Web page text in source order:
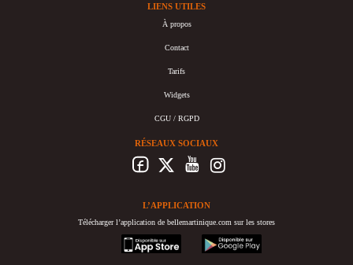
LIENS UTILES
À propos
Contact
Tarifs
Widgets
CGU / RGPD
RÉSEAUX SOCIAUX
L’APPLICATION
Télécharger l’application de bellemartinique.com sur les stores
appstore
googleplay